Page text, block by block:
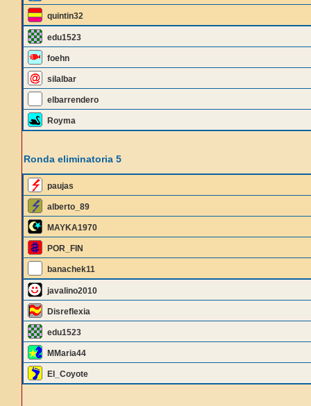
quintin32
edu1523
foehn
silalbar
elbarrendero
Royma
Ronda eliminatoria 5
paujas
alberto_89
MAYKA1970
POR_FIN
banachek11
javalino2010
Disreflexia
edu1523
MMaria44
El_Coyote